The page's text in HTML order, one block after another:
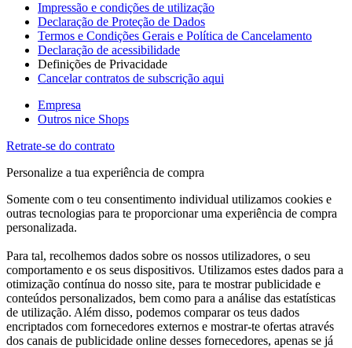
Impressão e condições de utilização
Declaração de Proteção de Dados
Termos e Condições Gerais e Política de Cancelamento
Declaração de acessibilidade
Definições de Privacidade
Cancelar contratos de subscrição aqui
Empresa
Outros nice Shops
Retrate-se do contrato
Personalize a tua experiência de compra
Somente com o teu consentimento individual utilizamos cookies e
outras tecnologias para te proporcionar uma experiência de compra
personalizada.
Para tal, recolhemos dados sobre os nossos utilizadores, o seu
comportamento e os seus dispositivos. Utilizamos estes dados para a
otimização contínua do nosso site, para te mostrar publicidade e
conteúdos personalizados, bem como para a análise das estatísticas
de utilização. Além disso, podemos comparar os teus dados
encriptados com fornecedores externos e mostrar-te ofertas através
dos canais de publicidade online desses fornecedores, apenas se já